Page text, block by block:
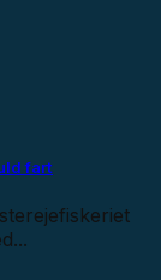
fart